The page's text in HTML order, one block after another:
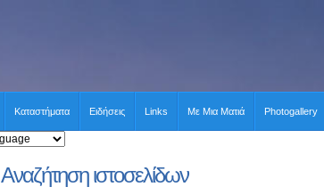
Καταστήματα Ειδήσεις Links Με Μια Ματιά Photogallery
Αναζήτηση ιστοσελίδων